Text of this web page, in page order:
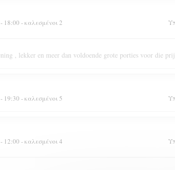
- 18:00 - καλεσμένοι 2
, lekker en meer dan voldoende grote porties voor die
- 19:30 - καλεσμένοι 5
- 12:00 - καλεσμένοι 4